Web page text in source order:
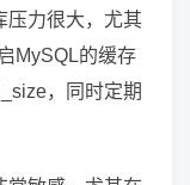
压力很大，尤其
MySQL的缓存
，同时定期